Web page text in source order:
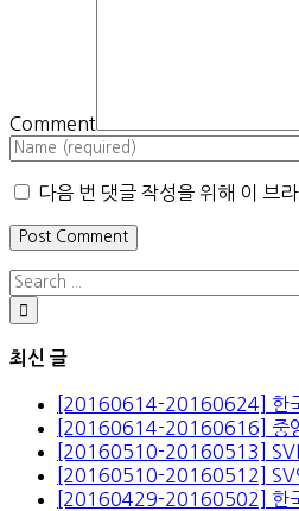
Comment
다음 번 댓글 작성을 위해 이 브
최신 글
[20160614-20160624] 한
[20160614-20160616] 중
[20160510-20160513]
[20160510-20160512] SV
[20160429-20160502] 한